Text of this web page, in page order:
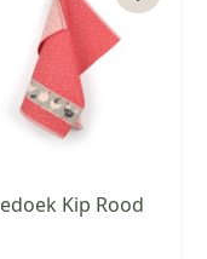
Kip Rood